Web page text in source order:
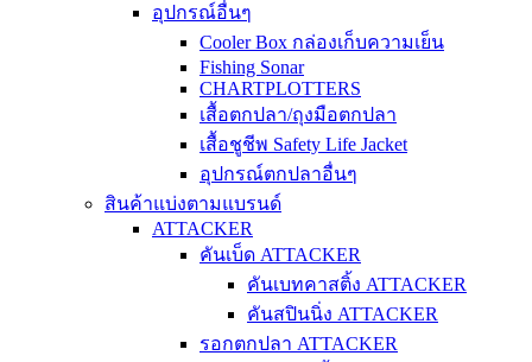
อุปกรณ์อื่นๆ
Cooler Box กล่องเก็บความเย็น
Fishing Sonar
CHARTPLOTTERS
เสื้อตกปลา/ถุงมือตกปลา
เสื้อชูชีพ Safety Life Jacket
อุปกรณ์ตกปลาอื่นๆ
สินค้าแบ่งตามแบรนด์
ATTACKER
คันเบ็ด ATTACKER
คันเบทคาสติ้ง ATTACKER
คันสปินนิ่ง ATTACKER
รอกตกปลา ATTACKER